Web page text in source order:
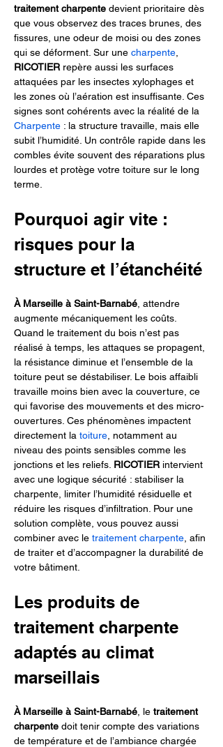
traitement charpente devient prioritaire dès
que vous observez des traces brunes, des
fissures, une odeur de moisi ou des zones
qui se déforment. Sur une charpente
RICOTIER repère aussi les surfaces
attaquées par les insectes xylophages et
les zones où l’aération est insuffisante. Ces
signes sont cohérents avec la réalité de la
Charpente : la structure travaille, mais elle
subit l’humidité. Un contrôle rapide dans les
combles évite souvent des réparations plus
lourdes et protège votre toiture sur le long
terme.
Pourquoi agir vite :
risques pour la
structure et l’étanchéité
À Marseille à Saint-Barnabé , attendre
augmente mécaniquement les coûts.
Quand le traitement du bois n’est pas
réalisé à temps, les attaques se propagent,
la résistance diminue et l’ensemble de la
toiture peut se déstabiliser. Le bois affaibli
travaille moins bien avec la couverture, ce
qui favorise des mouvements et des micro-
ouvertures. Ces phénomènes impactent
directement la toiture , notamment au
niveau des points sensibles comme les
jonctions et les reliefs. RICOTIER intervient
avec une logique sécurité : stabiliser la
charpente, limiter l’humidité résiduelle et
réduire les risques d’infiltration. Pour une
solution complète, vous pouvez aussi
combiner avec le traitement charpente , afin
de traiter et d’accompagner la durabilité de
votre bâtiment.
Les produits de
traitement charpente
adaptés au climat
marseillais
À Marseille à Saint-Barnabé , le traitement
charpente doit tenir compte des variations
de température et de l’ambiance chargée